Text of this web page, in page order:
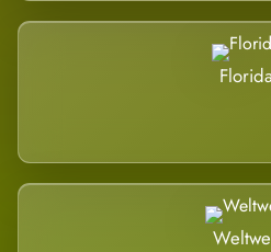
Florida